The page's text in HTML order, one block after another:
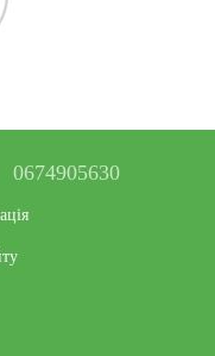
0674905630